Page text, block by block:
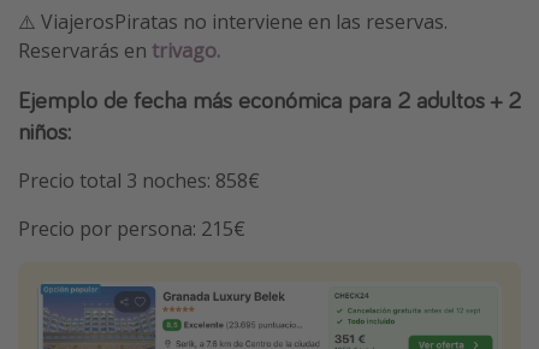
⚠️ ViajerosPiratas no interviene en las reservas.
Reservarás en trivago.
Ejemplo de fecha más económica para 2 adultos + 2
niños:
Precio total 3 noches: 858€
Precio por persona: 215€